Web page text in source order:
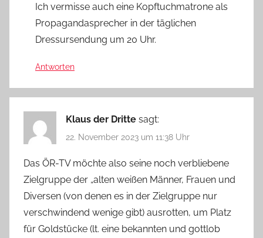
Ich vermisse auch eine Kopftuchmatrone als
Propagandasprecher in der täglichen
Dressursendung um 20 Uhr.
Antworten
Klaus der Dritte sagt:
22. November 2023 um 11:38 Uhr
Das ÖR-TV möchte also seine noch verbliebene
Zielgruppe der „alten weißen Männer, Frauen und
Diversen (von denen es in der Zielgruppe nur
verschwindend wenige gibt) ausrotten, um Platz
für Goldstücke (lt. eine bekannten und gottlob